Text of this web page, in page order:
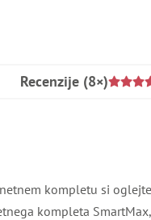
Recenzije (8×)
kompletu si
kompleta